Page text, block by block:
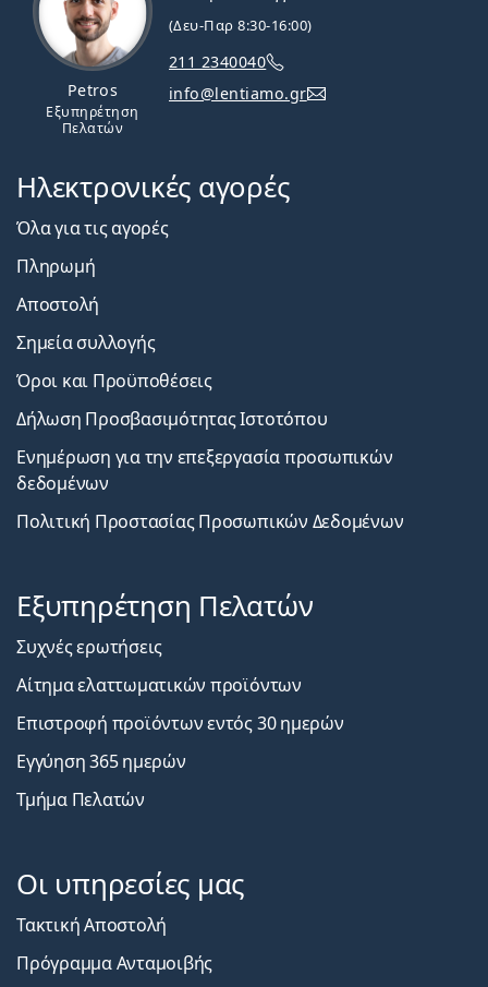
Petros
Εξυπηρέτηση
Πελατών
(Δευ-Παρ 8:30-16:00)
211 2340040
info@lentiamo.gr
Ηλεκτρονικές αγορές
Όλα για τις αγορές
Πληρωμή
Αποστολή
Σημεία συλλογής
Όροι και Προϋποθέσεις
Δήλωση Προσβασιμότητας Ιστοτόπου
Ενημέρωση για την επεξεργασία προσωπικών
δεδομένων
Πολιτική Προστασίας Προσωπικών Δεδομένων
Εξυπηρέτηση Πελατών
Συχνές ερωτήσεις
Αίτημα ελαττωματικών προϊόντων
Επιστροφή προϊόντων εντός 30 ημερών
Εγγύηση 365 ημερών
Τμήμα Πελατών
Οι υπηρεσίες μας
Τακτική Αποστολή
Πρόγραμμα Ανταμοιβής